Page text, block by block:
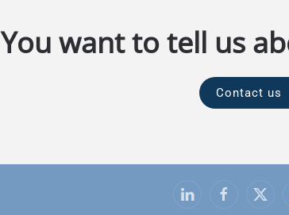
You want to tell us
Contact us